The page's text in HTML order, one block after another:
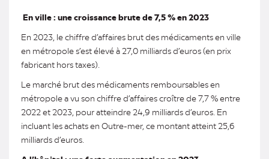
En ville : une croissance brute de 7,5 % en 2023
En 2023, le chiffre d’affaires brut des médicaments en ville
en métropole s’est élevé à 27,0 milliards d’euros (en prix
fabricant hors taxes).
Le marché brut des médicaments remboursables en
métropole a vu son chiffre d’affaires croître de 7,7 % entre
2022 et 2023, pour atteindre 24,9 milliards d’euros. En
incluant les achats en Outre-mer, ce montant atteint 25,6
milliards d’euros.